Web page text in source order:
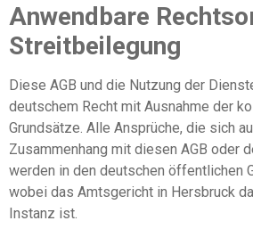
Anwendbare
Streitbeilegung
Diese AGB und die Nutzung der
deutschem Recht mit Ausnahme der
Grundsätze. Alle Ansprüche, die sich
Zusammenhang mit diesen AGB oder
werden in den deutschen öffentlichen
wobei das Amtsgericht in Hersbruck
Instanz ist.